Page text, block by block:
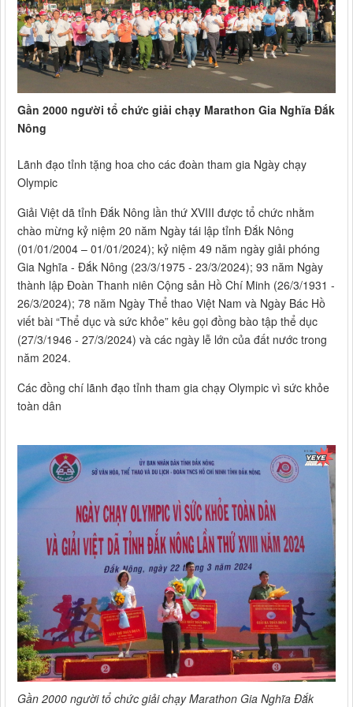
Gần 2000 người tổ chức giải chạy Marathon Gia Nghĩa Đắk
Nông
Lãnh đạo tỉnh tặng hoa cho các đoàn tham gia Ngày chạy
Olympic
Giải Việt dã tỉnh Đắk Nông lần thứ XVIII được tổ chức nhằm
chào mừng kỷ niệm 20 năm Ngày tái lập tỉnh Đắk Nông
(01/01/2004 – 01/01/2024); kỷ niệm 49 năm ngày giải phóng
Gia Nghĩa - Đắk Nông (23/3/1975 - 23/3/2024); 93 năm Ngày
thành lập Đoàn Thanh niên Cộng sản Hồ Chí Minh (26/3/1931 -
26/3/2024); 78 năm Ngày Thể thao Việt Nam và Ngày Bác Hồ
viết bài “Thể dục và sức khỏe” kêu gọi đồng bào tập thể dục
(27/3/1946 - 27/3/2024) và các ngày lễ lớn của đất nước trong
năm 2024.
Các đồng chí lãnh đạo tỉnh tham gia chạy Olympic vì sức khỏe
toàn dân
Gần 2000 người tổ chức giải chạy Marathon Gia Nghĩa Đắk